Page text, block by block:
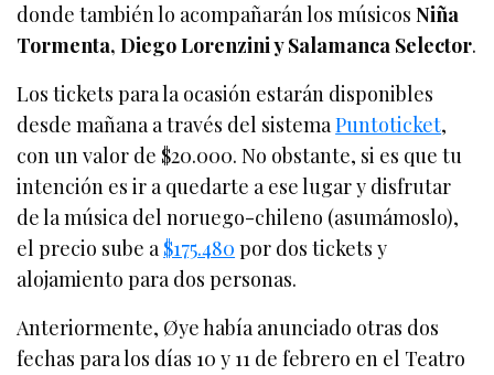
donde también lo acompañarán los músicosNiña
Tormenta, Diego Lorenzini y Salamanca Selector.
Los tickets para la ocasión estarán disponibles
desde mañana a través del sistemaPuntoticket,
con un valor de $20.000. No obstante, si es que tu
intención es ir a quedarte a ese lugar y disfrutar
de la música del noruego-chileno (asumámoslo),
el precio sube a$175.480 por dos tickets y
alojamiento para dos personas.
Anteriormente, Øye había anunciado otras dos
fechas para los días 10 y 11 de febrero en el Teatro